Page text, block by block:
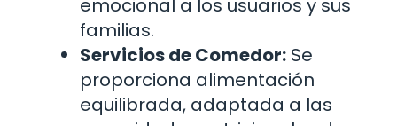
emocional a los usuarios y sus
familias.
Servicios de Comedor: Se
proporciona alimentación
equilibrada, adaptada a las